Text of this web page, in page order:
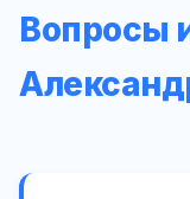
Вопросы